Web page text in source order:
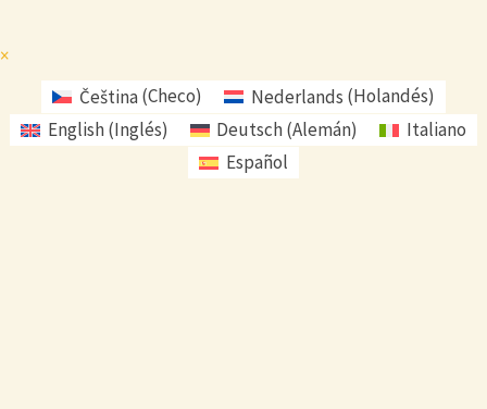
×
Čeština(Checo) Nederlands (Holandés)
English(Inglés) Deutsch(Alemán)
Italiano
Español